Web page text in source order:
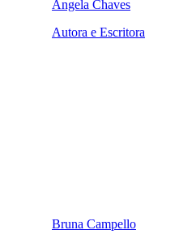
Angela Chaves
Autora e Escritora
Bruna Campello